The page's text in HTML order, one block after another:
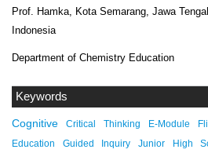
Prof. Hamka, Kota Semarang, Jawa
Indonesia
Department of Chemistry Education
Keywords
Cognitive Critical Thinking E-Module
Education
Guided Inquiry Junior High